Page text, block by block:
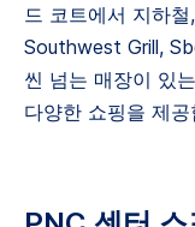
드 코트에서 지하
Southwest Grill,
씬 넘는 매장이 있
다양한 쇼핑을 제공